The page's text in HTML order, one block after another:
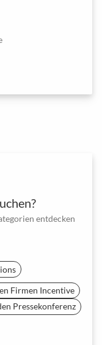
entdecken
Firmen Incentive
Pressekonferenz